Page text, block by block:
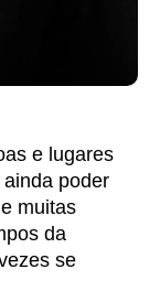
e lugares
poder
muitas
da
se